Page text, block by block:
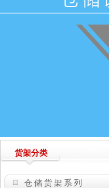
货架分类
仓储货架系列